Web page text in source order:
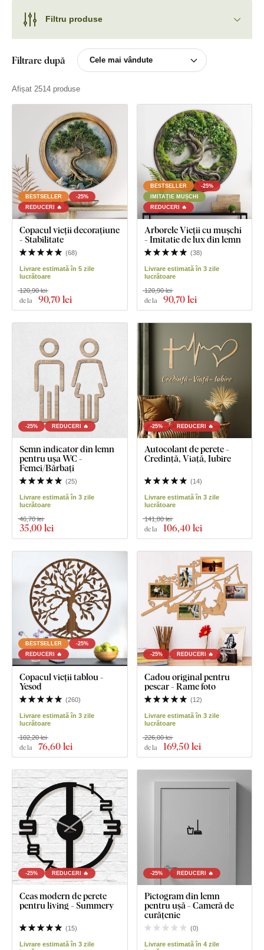
Filtru produse
Filtrare după
Afișat 2514 produse
BESTSELLER
-25%
REDUCERI 🔥
Copacul vieții decorațiune
- Stabilitate
(68)
Livrare estimată în 5 zile
lucrătoare
de la 90,70 lei
120,90 lei
BESTSELLER
-25%
IMITAȚIE MUȘCHI
REDUCERI 🔥
Arborele Vieții cu mușchi
- Imitatie de lux din lemn
(38)
Livrare estimată în 3 zile
lucrătoare
de la 90,70 lei
120,90 lei
-25% REDUCERI 🔥
Semn indicator din lemn
pentru ușa WC -
Femei/Bărbați
(25)
Livrare estimată în 3 zile
lucrătoare
35,00 lei
46,70 lei
-25% REDUCERI 🔥
Autocolant de perete -
Credință, Viață, Iubire
(14)
Livrare estimată în 3 zile
lucrătoare
de la 106,40 lei
141,80 lei
BESTSELLER
-25%
REDUCERI 🔥
Copacul vieții tablou -
Yesod
(260)
Livrare estimată în 3 zile
lucrătoare
de la 76,60 lei
102,20 lei
-25% REDUCERI 🔥
Cadou original pentru
pescar - Rame foto
(12)
Livrare estimată în 3 zile
lucrătoare
de la 169,50 lei
226,00 lei
-25% REDUCERI 🔥
Ceas modern de perete
pentru living - Summery
(15)
Livrare estimată în 3 zile
-25% REDUCERI 🔥
Pictogram din lemn
pentru ușă - Cameră de
curățenie
(0)
Livrare estimată în 4 zile